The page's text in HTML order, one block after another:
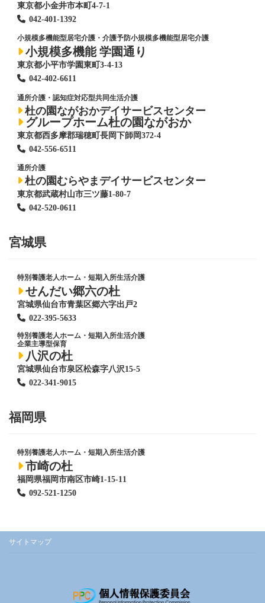
東京都小金井市本町4-7-1
042-401-1392
小規模多機能型居宅介護・介護予防小規模多機能型居宅介護
小規模多機能 学園通り
東京都小平市学園東町3-4-13
042-402-6611
通所介護・認知症対応型共同生活介護
杜の園ながおかデイサービスセンター
グループホーム杜の園ながおか
東京都西多摩郡瑞穂町長岡下師岡372-4
042-556-6511
通所介護
杜の園むらやまデイサービスセンター
東京都武蔵村山市三ツ藤1-80-7
042-520-0611
宮城県
特別養護老人ホーム ・短期入所生活介護
せんだい郷六の杜
宮城県仙台市青葉区郷六字出戸2
022-395-5633
特別養護老人ホーム ・短期入所生活介護
企業主導型保育
八沢の杜
宮城県仙台市泉区松森字八沢15-5
022-341-9015
福岡県
特別養護老人ホーム ・短期入所生活介護
市崎の杜
福岡県福岡市南区市崎1-15-11
092-521-1250
サイトマップ